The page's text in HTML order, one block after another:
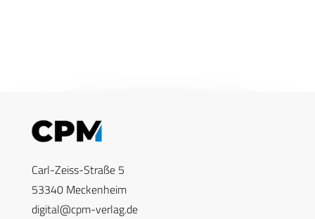
Carl-Zeiss-Straße 5
53340 Meckenheim
digital@cpm-verlag.de